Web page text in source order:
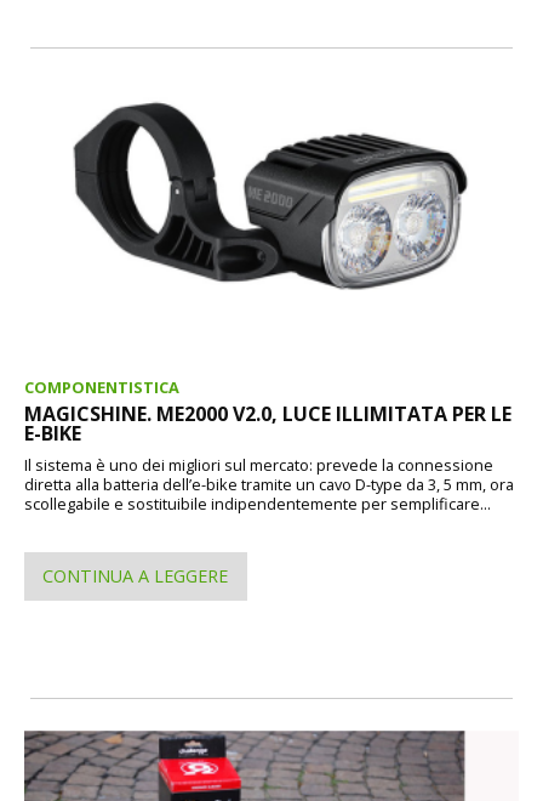
COMPONENTISTICA
MAGICSHINE. ME2000 V2.0, LUCE ILLIMITATA PER LE
E-BIKE
Il sistema è uno dei migliori sul mercato: prevede la connessione
diretta alla batteria dell’e-bike tramite un cavo D-type da 3, 5 mm, ora
scollegabile e sostituibile indipendentemente per semplificare...
CONTINUA A LEGGERE